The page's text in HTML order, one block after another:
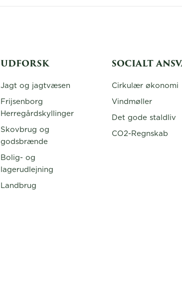
UDFORSK
Jagt og jagtvæsen
Frijsenborg
Herregårdskyllinger
Skovbrug og
godsbrænde
Bolig- og
lagerudlejning
Landbrug
SOCIALT
Cirkulær økonomi
Vindmøller
Det gode staldliv
CO2-Regnskab